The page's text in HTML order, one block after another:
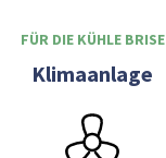
FÜR DIE KÜHLE BRISE
Klimaanlage